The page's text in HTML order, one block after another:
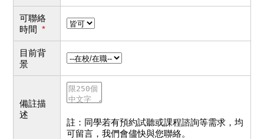
可聯絡
時間 *
目前背
景
備註描
述
註：同學若有預約試聽或課程諮詢等需求，均
可留言，我們會儘快與您聯絡。